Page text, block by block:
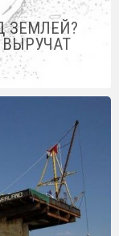
ЗЕМЛЕЙ?